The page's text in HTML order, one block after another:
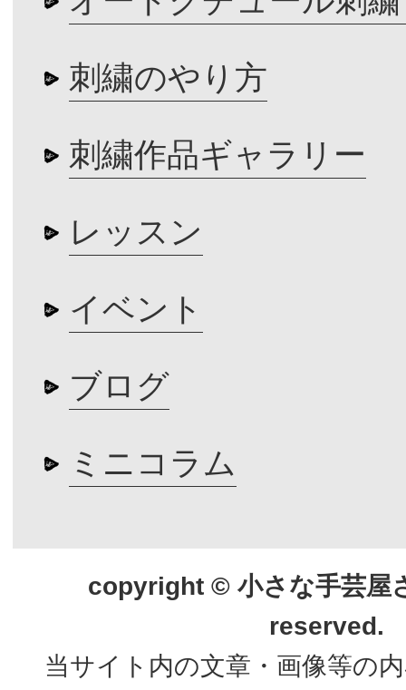
刺繍のやり方
刺繍作品ギャラリー
レッスン
イベント
ブログ
ミニコラム
copyright © 小さな手芸屋
reserved.
当サイト内の文章・画像等の